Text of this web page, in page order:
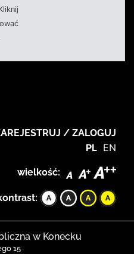
/ ZALOGUJ
PL EN
wielkość:
w Konecku
15